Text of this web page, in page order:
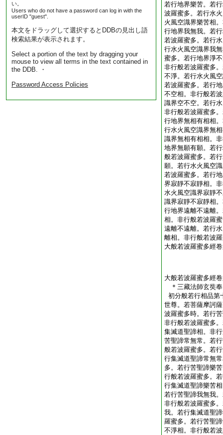
い。
Users who do not have a password can log in with the
userID "guest".
本文をドラッグして選択するとDDBの見出し語
検索結果が表示されます。
Select a portion of the text by dragging your
mouse to view all terms in the text contained in
the DDB. ・
Password Access Policies
若行地界樂苦。若
波羅蜜多。若行水
火風空識界樂苦相
行地界我無我。若
若波羅蜜多。若行
行水火風空識界我
蜜多。若行地界淨
非行般若波羅蜜多
不淨。若行水火風
若波羅蜜多。若行
不空相。非行般若
識界空不空。若行
非行般若波羅蜜多
行地界無相有相相
行水火風空識界無
識界無相有相相。
地界無願有願。若
般若波羅蜜多。若
願。若行水火風空
若波羅蜜多。若行
界寂靜不寂靜相。
水火風空識界寂靜
識界寂靜不寂靜相
行地界遠離不遠離
相。非行般若波羅
遠離不遠離。若行
離相。非行般若波
大般若波羅蜜多經
大般若波羅蜜多經
＊三藏法師玄
初分般若行相品第
世尊。若菩薩摩訶
波羅蜜多時。若行
非行般若波羅蜜多
集滅道聖諦相。非
苦聖諦常無常。若
般若波羅蜜多。若
行集滅道聖諦常無
多。若行苦聖諦樂
行般若波羅蜜多。
行集滅道聖諦樂苦
若行苦聖諦我無我
非行般若波羅蜜多
我。若行集滅道聖
羅蜜多。若行苦聖
不淨相。非行般若